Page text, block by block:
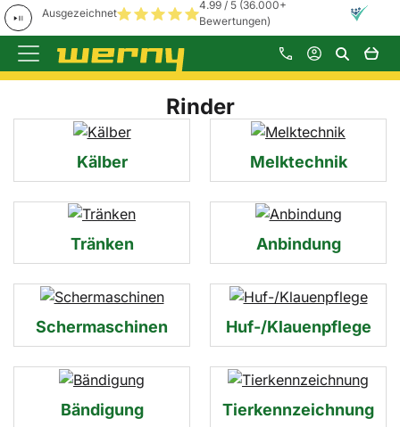
Unser neuer Shop ist online! 🙂 Wir freuen uns auf Ihr Feedback!
Zum Hauptinhalt springen
Rinder
Kälber Melktechnik
Tränken Anbindung
Schermaschinen Huf-/Klauenpflege
Bändigung Tierkennzeichnung